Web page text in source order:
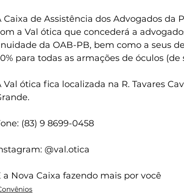
Caixa de Assistência dos Advogados da
a Val ótica que concederá a
da OAB-PB, bem como a seus
para todas as armações de óculos (de
Val ótica fica localizada na R. Tavares
(83) 9 8699-0458
@val.otica
a Nova Caixa fazendo mais por você